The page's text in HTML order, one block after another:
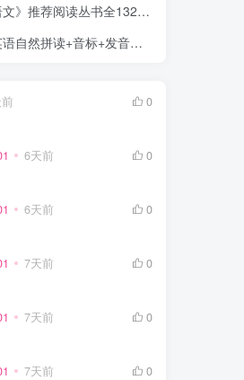
推荐阅读丛书全132种143册
读+音标+发音规则（精品课三合一）
0
6天前
0
6天前
0
7天前
0
7天前
0
7天前
0